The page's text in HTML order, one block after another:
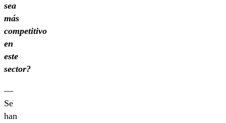
sea
más
competitivo
en
este
sector?
—
Se
han